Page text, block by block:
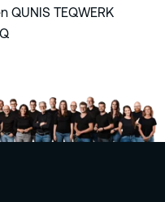
QUNIS TEQWERK